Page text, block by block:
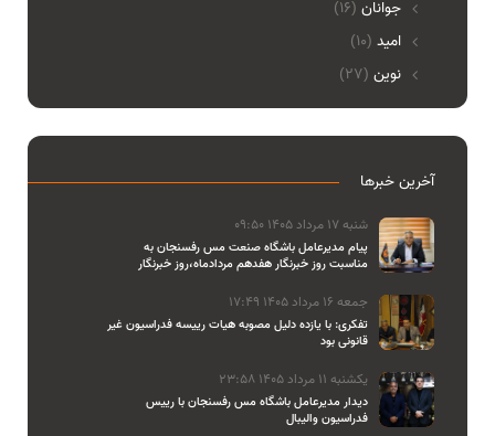
جوانان (16)
امید (10)
نوین (27)
آخرین خبرها
شنبه 17 مرداد 1405 09:50
پیام مدیرعامل باشگاه صنعت مس رفسنجان به
مناسبت روز خبرنگار هفدهم مردادماه،روز خبرنگار
جمعه 16 مرداد 1405 17:49
تفکری: با یازده دلیل مصوبه هیات رییسه فدراسیون غیر
قانونی بود
یکشنبه 11 مرداد 1405 23:58
دیدار مدیرعامل باشگاه مس رفسنجان با رییس
فدراسیون والیبال